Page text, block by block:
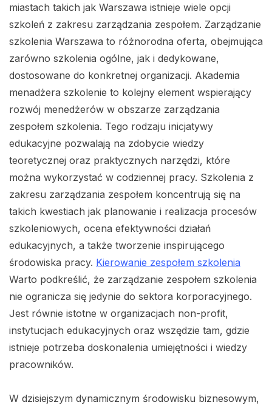
miastach takich jak Warszawa istnieje wiele opcji
szkoleń z zakresu zarządzania zespołem. Zarządzanie
szkolenia Warszawa to różnorodna oferta, obejmująca
zarówno szkolenia ogólne, jak i dedykowane,
dostosowane do konkretnej organizacji. Akademia
menadżera szkolenie to kolejny element wspierający
rozwój menedżerów w obszarze zarządzania
zespołem szkolenia. Tego rodzaju inicjatywy
edukacyjne pozwalają na zdobycie wiedzy
teoretycznej oraz praktycznych narzędzi, które
można wykorzystać w codziennej pracy. Szkolenia z
zakresu zarządzania zespołem koncentrują się na
takich kwestiach jak planowanie i realizacja procesów
szkoleniowych, ocena efektywności działań
edukacyjnych, a także tworzenie inspirującego
środowiska pracy. Kierowanie zespołem szkolenia
Warto podkreślić, że zarządzanie zespołem szkolenia
nie ogranicza się jedynie do sektora korporacyjnego.
Jest równie istotne w organizacjach non-profit,
instytucjach edukacyjnych oraz wszędzie tam, gdzie
istnieje potrzeba doskonalenia umiejętności i wiedzy
pracowników.
W dzisiejszym dynamicznym środowisku biznesowym,